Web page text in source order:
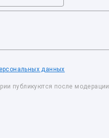
данных
публикуются после модерации